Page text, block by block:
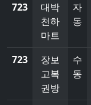
723
대박
천하
마트
자
동
723
장보
고복
권방
수
동